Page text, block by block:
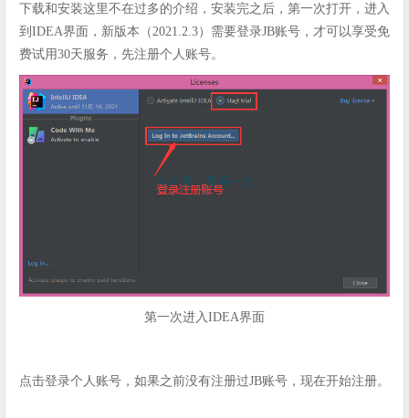
下载和安装这里不在过多的介绍，安装完之后，第一次打开，进入
到IDEA界面，新版本（2021.2.3）需要登录JB账号，才可以享受免
费试用30天服务，先注册个人账号。
第一次进入IDEA界面
点击登录个人账号，如果之前没有注册过JB账号，现在开始注册。